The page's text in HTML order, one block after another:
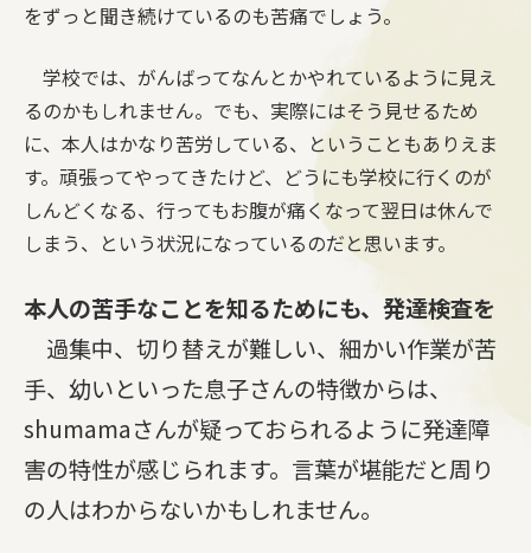
をずっと聞き続けているのも苦痛でしょう。
学校では、がんばってなんとかやれているように見え
るのかもしれません。でも、実際にはそう見せるため
に、本人はかなり苦労している、ということもありえま
す。頑張ってやってきたけど、どうにも学校に行くのが
しんどくなる、行ってもお腹が痛くなって翌日は休んで
しまう、という状況になっているのだと思います。
本人の苦手なことを知るためにも、発達検査を
過集中、切り替えが難しい、細かい作業が苦
手、幼いといった息子さんの特徴からは、
shumamaさんが疑っておられるように発達障
害の特性が感じられます。言葉が堪能だと周り
の人はわからないかもしれません。